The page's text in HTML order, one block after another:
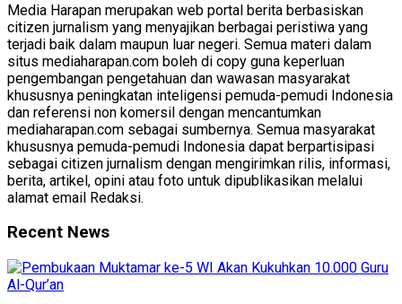
Media Harapan merupakan web portal berita berbasiskan
citizen jurnalism yang menyajikan berbagai peristiwa yang
terjadi baik dalam maupun luar negeri. Semua materi dalam
situs mediaharapan.com boleh di copy guna keperluan
pengembangan pengetahuan dan wawasan masyarakat
khususnya peningkatan inteligensi pemuda-pemudi Indonesia
dan referensi non komersil dengan mencantumkan
mediaharapan.com sebagai sumbernya. Semua masyarakat
khususnya pemuda-pemudi Indonesia dapat berpartisipasi
sebagai citizen jurnalism dengan mengirimkan rilis, informasi,
berita, artikel, opini atau foto untuk dipublikasikan melalui
alamat email Redaksi.
Recent News